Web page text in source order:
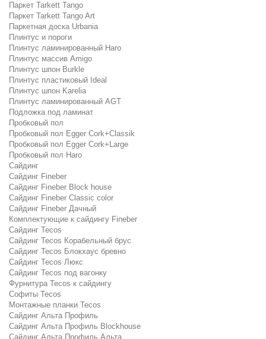
Паркет Tarkett Tango
Паркет Tarkett Tango Art
Паркетная доска Urbania
Плинтус и пороги
Плинтус ламинированный Haro
Плинтус массив Amigo
Плинтус шпон Burkle
Плинтус пластиковый Ideal
Плинтус шпон Karelia
Плинтус ламинированный AGT
Подложка под ламинат
Пробковый пол
Пробковый пол Egger Cork+Classik
Пробковый пол Egger Cork+Large
Пробковый пол Haro
Сайдинг
Сайдинг Fineber
Сайдинг Fineber Block house
Сайдинг Fineber Classic color
Сайдинг Fineber Дачный
Комплектующие к сайдингу Fineber
Сайдинг Tecos
Сайдинг Tecos Корабельный брус
Сайдинг Tecos Блокхаус бревно
Сайдинг Tecos Люкс
Сайдинг Tecos под вагонку
Фурнитура Tecos к сайдингу
Софиты Tecos
Монтажные планки Tecos
Сайдинг Альта Профиль
Сайдинг Альта Профиль Blockhouse
Сайдинг Альта Профиль Альта